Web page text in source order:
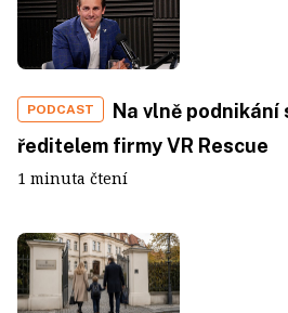
PODCAST
Na vlně podnikání
ředitelem firmy VR Rescue
1 minuta čtení